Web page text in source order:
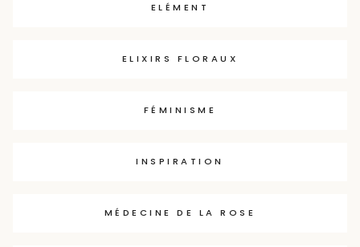
ELÉMENT
ELIXIRS FLORAUX
FÉMINISME
INSPIRATION
MÉDECINE DE LA ROSE